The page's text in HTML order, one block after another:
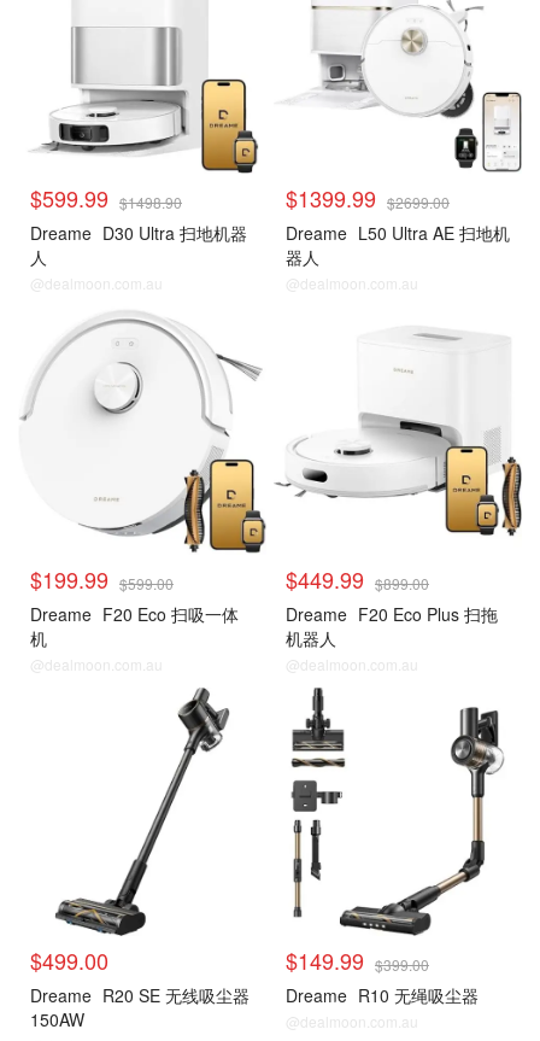
$599.99 $1498.90
Dreame D30 Ultra 扫地机器
人
@dealmoon.com.au
$1399.99 $2699.00
Dreame L50 Ultra AE 扫地机
器人
@dealmoon.com.au
$199.99 $599.00
Dreame F20 Eco 扫吸一体
机
@dealmoon.com.au
$449.99 $899.00
Dreame F20 Eco Plus 扫拖
机器人
@dealmoon.com.au
$499.00
Dreame R20 SE 无线吸尘器
150AW
$149.99 $399.00
Dreame R10 无绳吸尘器
@dealmoon.com.au